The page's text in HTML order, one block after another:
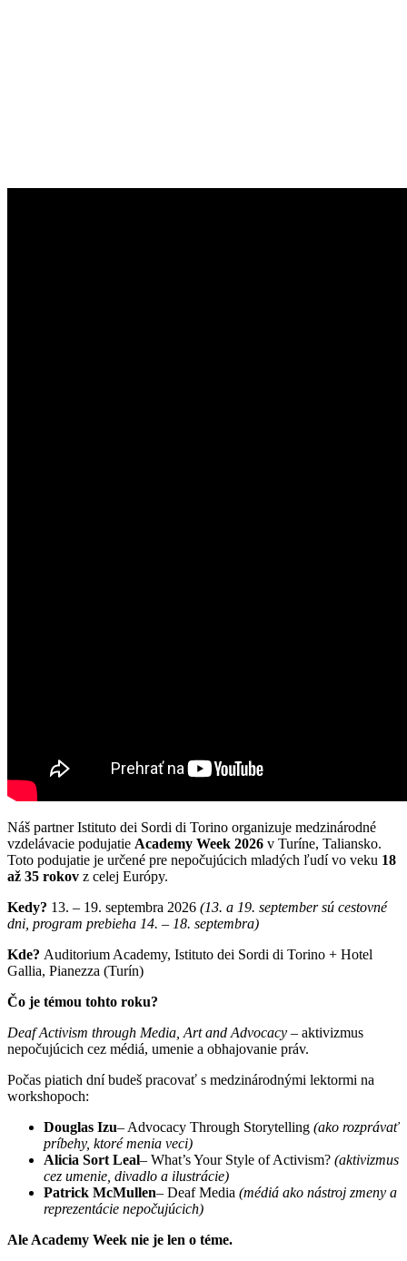
Náš partner Istituto dei Sordi di Torino organizuje medzinárodné
vzdelávacie podujatie Academy Week 2026 v Turíne, Taliansko.
Toto podujatie je určené pre nepočujúcich mladých ľudí vo veku 18
až 35 rokov z celej Európy.
Kedy? 13. – 19. septembra 2026 (13. a 19. september sú cestovné
dni, program prebieha 14. – 18. septembra)
Kde? Auditorium Academy, Istituto dei Sordi di Torino + Hotel
Gallia, Pianezza (Turín)
Čo je témou tohto roku?
Deaf Activism through Media, Art and Advocacy – aktivizmus
nepočujúcich cez médiá, umenie a obhajovanie práv.
Počas piatich dní budeš pracovať s medzinárodnými lektormi na
workshopoch:
Douglas Izu– Advocacy Through Storytelling (ako rozprávať
príbehy, ktoré menia veci)
Alicia Sort Leal– What’s Your Style of Activism? (aktivizmus
cez umenie, divadlo a ilustrácie)
Patrick McMullen– Deaf Media (médiá ako nástroj zmeny a
reprezentácie nepočujúcich)
Ale Academy Week nie je len o téme.